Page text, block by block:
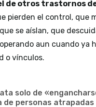
de otros trastornos
pierden el control, que
se aíslan, que
aun cuando ya
o vínculos.
solo de
de personas atrapadas